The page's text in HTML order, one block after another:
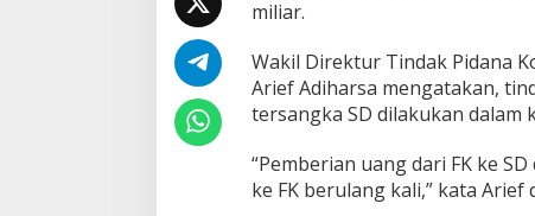
r
a
n
g
k
K
a
miliar.
Wakil Direktur Tindak Pidana
Arief Adiharsa mengatakan,
tersangka SD dilakukan dalam
“Pemberian uang dari FK ke
ke FK berulang kali,” kata